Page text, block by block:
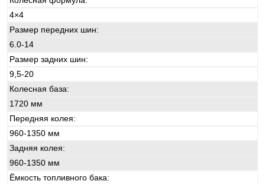
4×4
Размер передних шин:
6.0-14
Размер задних шин:
9,5-20
Колесная база:
1720 мм
Передняя колея:
960-1350 мм
Задняя колея:
960-1350 мм
Ёмкость топливного бака: